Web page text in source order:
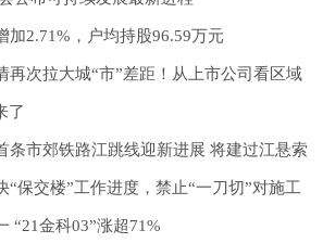
加2.71%，户均持股96.59万元
再次拉大城“市”差距！从上市公司看区域
了
条市郊铁路江跳线迎新进展 将建过江悬索
“保交楼”工作进度，禁止“一刀切”对施工
“21金科03”涨超71%